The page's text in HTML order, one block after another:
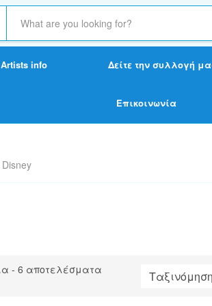
S
a
c
x
Artists info Δείτε την συλλογή
Επικοινωνία
Disney
- 6 αποτελέσματα